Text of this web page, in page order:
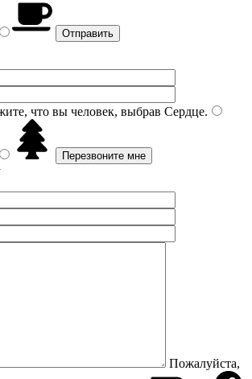
что вы человек, выбрав Сердце.
Пожалуйста,